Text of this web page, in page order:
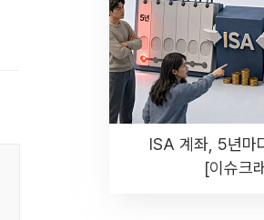
ISA 계좌, 5년마
[이슈크